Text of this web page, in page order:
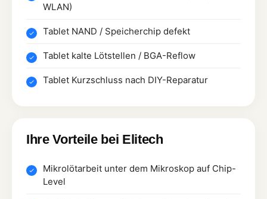
WLAN)
Tablet NAND / Speicherchip defekt
Tablet kalte Lötstellen / BGA-Reflow
Tablet Kurzschluss nach DIY-Reparatur
Ihre Vorteile bei Elitech
Mikrolötarbeit unter dem Mikroskop auf Chip-
Level